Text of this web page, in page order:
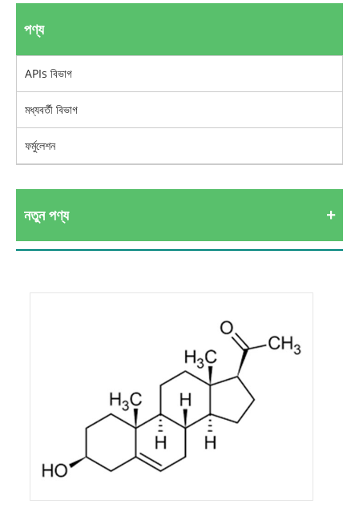
পণ্য
APIs বিভাগ
মধ্যবর্তী বিভাগ
ফর্মুলেশন
নতুন পণ্য